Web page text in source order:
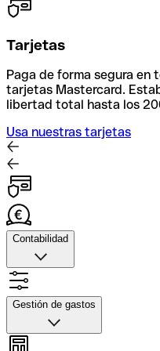
Tarjetas
Paga de forma segura en
tarjetas Mastercard.
libertad total hasta los
Usa nuestras tarjetas
Contabilidad
Contabilidad
Sube fotos de tus
conecta con tu
conciliación rápida.
Gestión de gastos
Gestión de gastos